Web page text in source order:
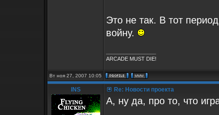
Это не так. В тот
войну.
ARCADE MUST DIE!
Вт ноя 27, 2007 10:05
INS Re: Новости проекта
А, ну да, про то, что